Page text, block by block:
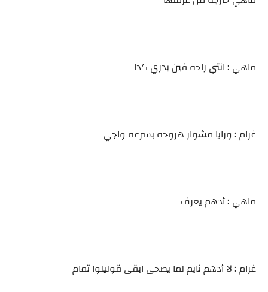
ماهي : انتي راحه فين بدري كدا
غرام : ورايا مشوار هروحه بسرعه واجي
ماهي : أدهم يعرف
غرام : لا أدهم نايم لما يصحى ابقى قوليلوا تمام